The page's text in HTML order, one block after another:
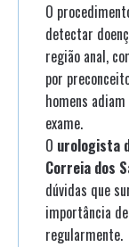
O
detectar
região anal,
por
homens
exame.
O urologista
Correia dos
dúvidas que
importância
regularmente.